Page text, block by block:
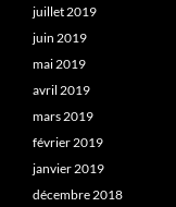
juillet 2019
juin 2019
mai 2019
avril 2019
mars 2019
février 2019
janvier 2019
décembre 2018